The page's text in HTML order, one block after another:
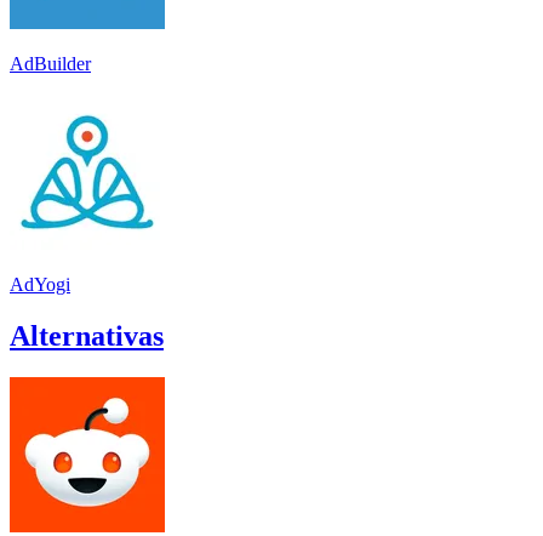
AdBuilder
AdYogi
Alternativas